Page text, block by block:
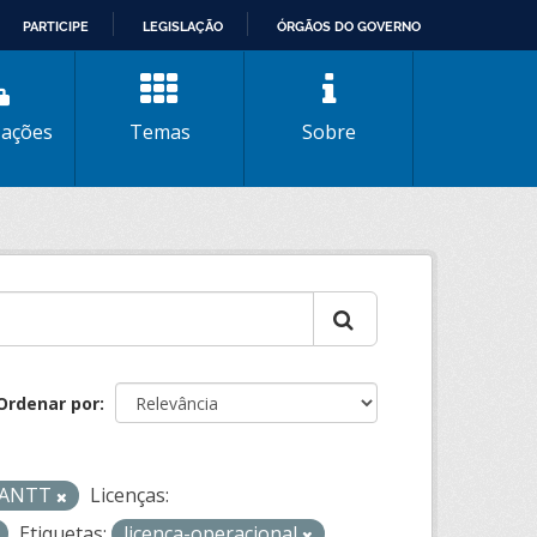
PARTICIPE LEGISLAÇÃO ÓRGÃOS DO GOVERNO
Temas Sobre
por
Licenças: